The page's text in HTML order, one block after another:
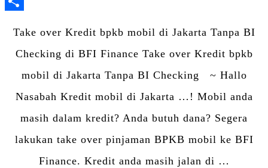
Take over Kredit bpkb mobil di Jakarta Tanpa BI
Checking di BFI Finance Take over Kredit bpkb
mobil di Jakarta Tanpa BI Checking ~ Hallo
Nasabah Kredit mobil di Jakarta …! Mobil anda
masih dalam kredit? Anda butuh dana? Segera
lakukan take over pinjaman BPKB mobil ke BFI
Finance. Kredit anda masih jalan di …